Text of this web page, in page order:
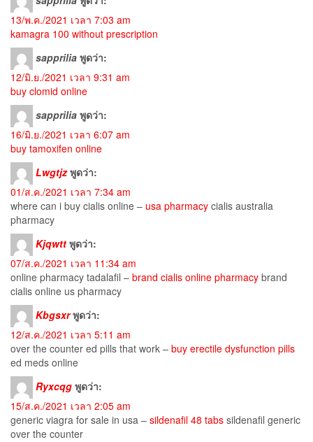
13/พ.ค./2021 เวลา 7:03 am
kamagra 100 without prescription
sapprilia พูดว่า:
12/มิ.ย./2021 เวลา 9:31 am
buy clomid online
sapprilia พูดว่า:
16/มิ.ย./2021 เวลา 6:07 am
buy tamoxifen online
Lwgtjz พูดว่า:
01/ส.ค./2021 เวลา 7:34 am
where can i buy cialis online – usa pharmacy cialis australia
pharmacy
Kjqwtt พูดว่า:
07/ส.ค./2021 เวลา 11:34 am
online pharmacy tadalafil – brand cialis online pharmacy brand
cialis online us pharmacy
Kbgsxr พูดว่า:
12/ส.ค./2021 เวลา 5:11 am
over the counter ed pills that work – buy erectile dysfunction pills
ed meds online
Ryxcqg พูดว่า:
15/ส.ค./2021 เวลา 2:05 am
generic viagra for sale in usa – sildenafil 48 tabs sildenafil generic
over the counter